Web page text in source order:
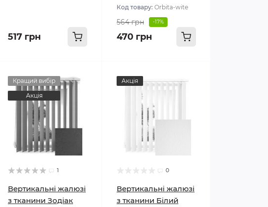
517 грн
Код товару: Orbita-wite
564 грн -17%
470 грн
Кращий вибір
Акція
1
Вертикальні жалюзі
з тканини Зодіак
Акція
0
Вертикальні жалюзі
з тканини Білий